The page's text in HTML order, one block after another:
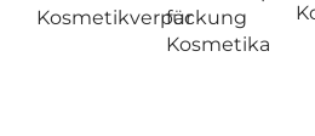
Kosmetikverpackung
für
Kosmetika